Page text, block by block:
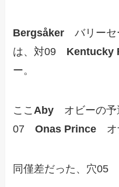
Bergsåker バリーセ
は、対09 Kentucky
ー。
ここ Aby オビーの予
07Onas Prince オ
同僅差だった、穴05